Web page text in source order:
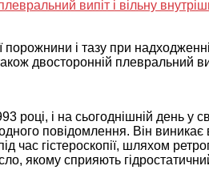
і тазу при
двосторонній плевральний
і на сьогоднішній день у
повідомлення. Він виникає
час гістероскопії, шляхом
якому сприяють